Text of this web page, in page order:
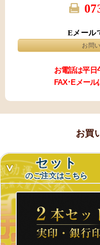
Eメール
お問
お電話は平日
FAX･Eメー
お買
セット
のご注文はこちら